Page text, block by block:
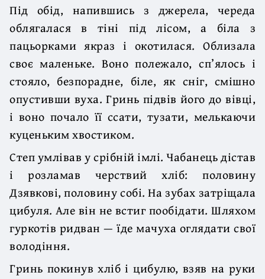
Під обід, напившись з джерела, череда
облягалася в тіні під лісом, а біла з
пацьорками якраз і окотилася. Облизала
своє маленьке. Воно полежало, сп’ялось і
стояло, безпорадне, біле, як сніг, смішно
опустивши вуха. Гринь підвів його до вівці,
і воно почало її ссати, тузати, мелькаючи
куценьким хвостиком.
Степ умлівав у срібній імлі. Чабанець дістав
і розламав черствий хліб: половину
Дзявкові, половину собі. На зубах затріщала
цибуля. Але він не встиг пообідати. Шляхом
гуркотів ридван — їде мачуха оглядати свої
володіння.
Гринь покинув хліб і цибулю, взяв на руки